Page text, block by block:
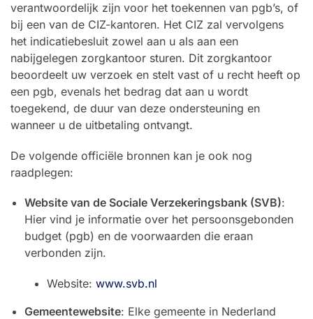
verantwoordelijk zijn voor het toekennen van pgb’s, of
bij een van de CIZ-kantoren. Het CIZ zal vervolgens
het indicatiebesluit zowel aan u als aan een
nabijgelegen zorgkantoor sturen. Dit zorgkantoor
beoordeelt uw verzoek en stelt vast of u recht heeft op
een pgb, evenals het bedrag dat aan u wordt
toegekend, de duur van deze ondersteuning en
wanneer u de uitbetaling ontvangt.
De volgende officiële bronnen kan je ook nog
raadplegen:
Website van de Sociale Verzekeringsbank (SVB):
Hier vind je informatie over het persoonsgebonden
budget (pgb) en de voorwaarden die eraan
verbonden zijn.
Website: www.svb.nl
Gemeentewebsite: Elke gemeente in Nederland